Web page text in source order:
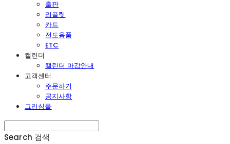
출판
리플릿
카드
전도용품
ETC
캘린더
캘린더 마감안내
고객센터
주문하기
공지사항
그리심몰
Search 검색